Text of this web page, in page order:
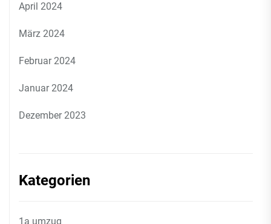
April 2024
März 2024
Februar 2024
Januar 2024
Dezember 2023
Kategorien
1a umzug